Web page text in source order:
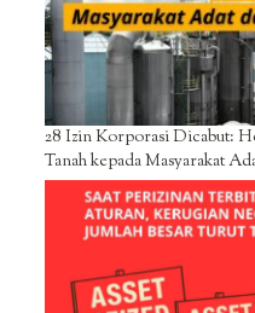
28 Izin Korporasi Dicabut:
Tanah kepada Masyarakat